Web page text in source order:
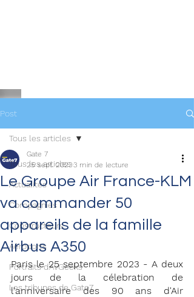
Post
Tous les articles
Actualités
Compagnies
Constructeurs
Aéroports
Portraits d'AvGeeks
Les tribunes de Gate7
Tous les articles
Le Groupe Air France-KLM
va commander 50
appareils de la famille
Airbus A350
Gate 7
25 sept. 20233 min de lecture
Paris le 25 septembre 2023 - A deux
jours de la célebration de
l'anniversaire des 90 ans d'Air